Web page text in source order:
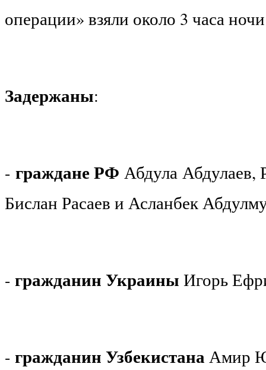
операции» взяли около 3 часа
Задержаны:
- граждане РФ Абдула
Бислан Расаев и Асланбек
- гражданин Украины Игорь
- гражданин Узбекистана Амир